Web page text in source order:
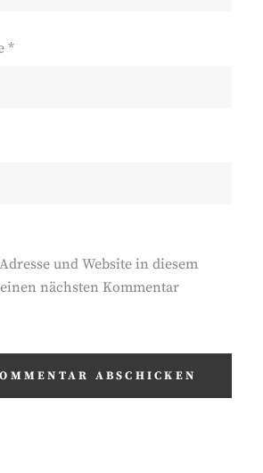
*
und Website in diesem
nächsten Kommentar